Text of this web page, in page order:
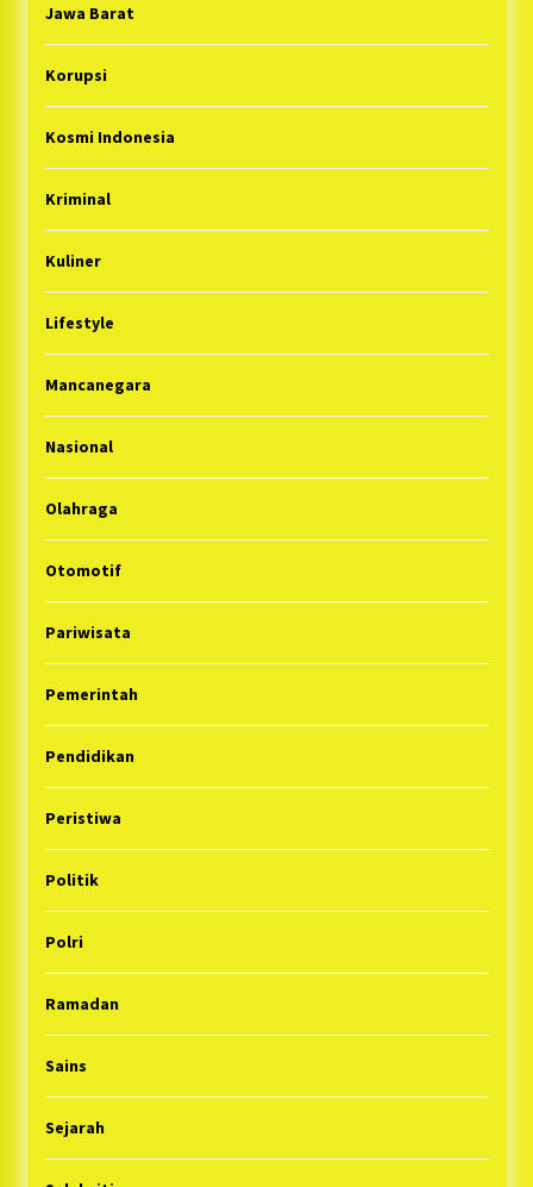
Jawa Barat
Korupsi
Kosmi Indonesia
Kriminal
Kuliner
Lifestyle
Mancanegara
Nasional
Olahraga
Otomotif
Pariwisata
Pemerintah
Pendidikan
Peristiwa
Politik
Polri
Ramadan
Sains
Sejarah